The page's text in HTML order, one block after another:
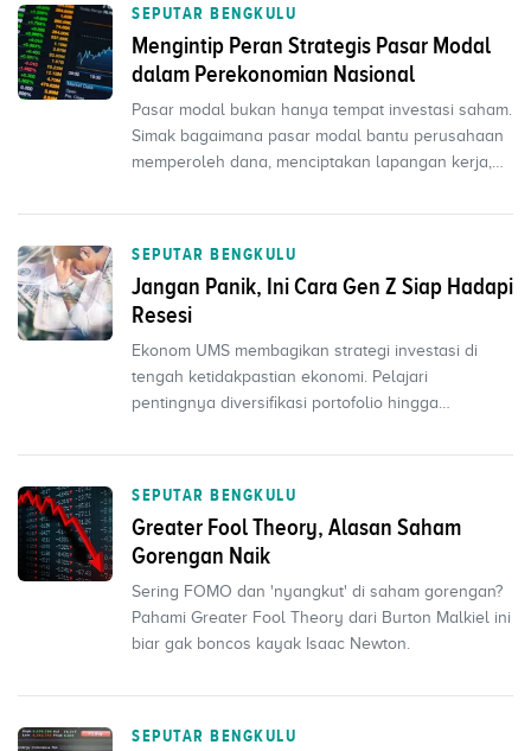
SEPUTAR BENGKULU
Mengintip Peran Strategis Pasar Modal
dalam Perekonomian Nasional
Pasar modal bukan hanya tempat investasi saham.
Simak bagaimana pasar modal bantu perusahaan
memperoleh dana, menciptakan lapangan kerja,
SEPUTAR BENGKULU
Jangan Panik, Ini Cara Gen Z Siap Hadapi
Resesi
Ekonom UMS membagikan strategi investasi di
tengah ketidakpastian ekonomi. Pelajari
pentingnya diversifikasi portofolio hingga
SEPUTAR BENGKULU
Greater Fool Theory, Alasan Saham
Gorengan Naik
Sering FOMO dan 'nyangkut' di saham gorengan?
Pahami Greater Fool Theory dari Burton Malkiel ini
biar gak boncos kayak Isaac Newton.
SEPUTAR BENGKULU